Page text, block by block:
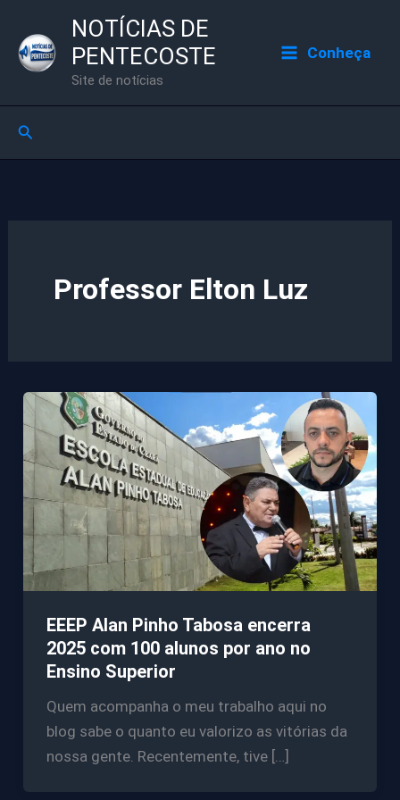
para
NOTÍCIAS DE
PENTECOSTE
Site de notícias
Conheça
Pesquisar
Professor Elton Luz
EEEP Alan Pinho Tabosa encerra
2025 com 100 alunos por ano no
Ensino Superior
Quem acompanha o meu trabalho aqui no
blog sabe o quanto eu valorizo as vitórias da
nossa gente. Recentemente, tive […]